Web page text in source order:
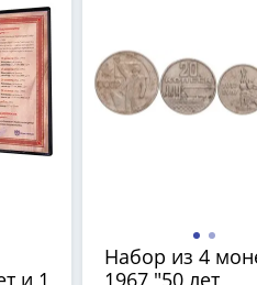
и 1
Набор из 4
1967 "50 лет